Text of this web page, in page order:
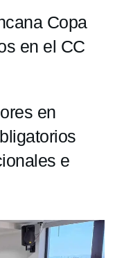
Copa
en el CC
en
e